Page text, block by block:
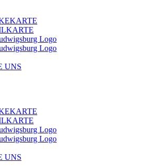
UNS
UNS